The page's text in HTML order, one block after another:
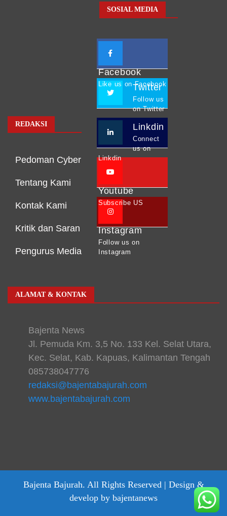
REDAKSI
Pedoman Cyber
Tentang Kami
Kontak Kami
Kritik dan Saran
Pengurus Media
SOSIAL MEDIA
Facebook
Like us on Facebook
Twitter
Follow us
on Twitter
Linkdin
Connect
us on
Linkdin
Youtube
Subscribe US
Instagram
Follow us on
Instagram
ALAMAT & KONTAK
Bajenta News
Jl. Pemuda Km. 3,5 No. 133 Kel. Selat Utara,
Kec. Selat, Kab. Kapuas, Kalimantan Tengah
085738047776
redaksi@bajentabajurah.com
www.bajentabajurah.com
Bajenta Bajurah. All Rights Reserved | Design &
develop by bajentanews